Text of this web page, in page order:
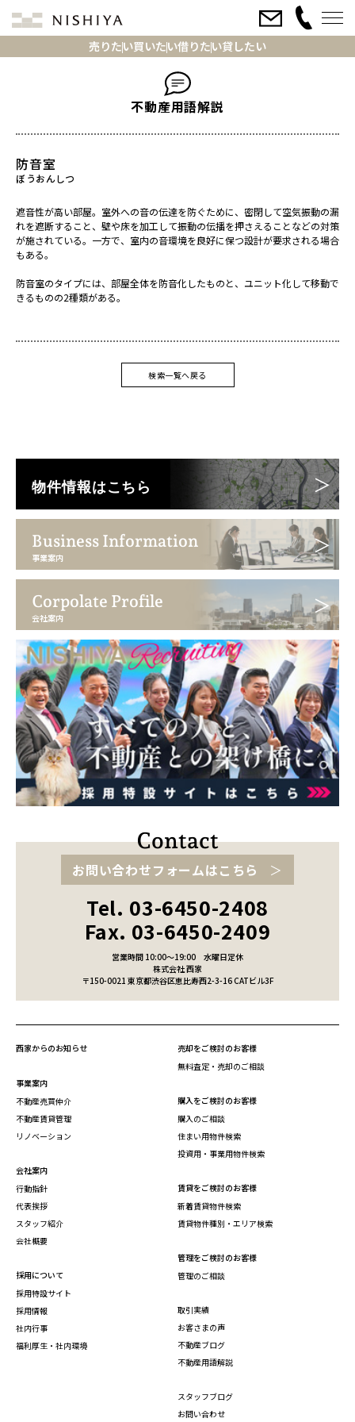
売りたい買いたい借りたい貸したい
不動産用語解説
防音室
遮音性が高い部屋。室外への音の伝達を防ぐために、密閉して空気振動の漏
れを遮断すること、壁や床を加工して振動の伝播を押さえることなどの対策
が施されている。一方で、室内の音環境を良好に保つ設計が要求される場合
もある。
防音室のタイプには、部屋全体を防音化したものと、ユニット化して移動で
きるものの2種類がある。
検索一覧へ戻る
物件情報はこちら
Business Information
事業案内
Corpolate Profile
会社案内
お問い合わせフォームはこちら
Tel. 03-6450-2408
Fax. 03-6450-2409
営業時間 10:00～19:00
水曜日定休
株式会社 西家
〒150-0021 東京都渋谷区恵比寿西2-3-16 CATビル3F
西家からのお知らせ
事業案内
不動産売買仲介
不動産賃貸管理
リノベーション
会社案内
行動指針
代表挨拶
スタッフ紹介
会社概要
採用について
採用特設サイト
採用情報
社内行事
福利厚生・社内環境
売却をご検討のお客様
無料査定・売却のご相談
購入をご検討のお客様
購入のご相談
住まい用物件検索
投資用・事業用物件検索
賃貸をご検討のお客様
新着賃貸物件検索
賃貸物件種別・エリア検索
管理をご検討のお客様
管理のご相談
取引実績
お客さまの声
不動産ブログ
不動産用語解説
スタッフブログ
お問い合わせ